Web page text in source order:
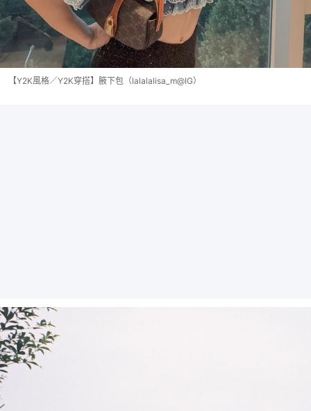
【Y2K風格／Y2K穿搭】腋下包（lalalalisa_m@IG）